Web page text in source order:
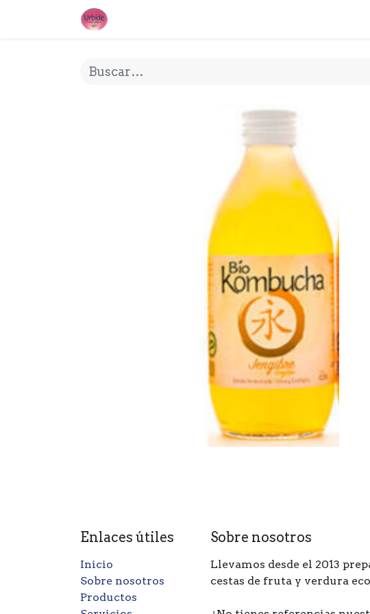
Enlaces útiles
Inicio
Sobre nosotros
Productos
Sobre nosotros
Llevamos desde el 2013
cestas de fruta y verdura